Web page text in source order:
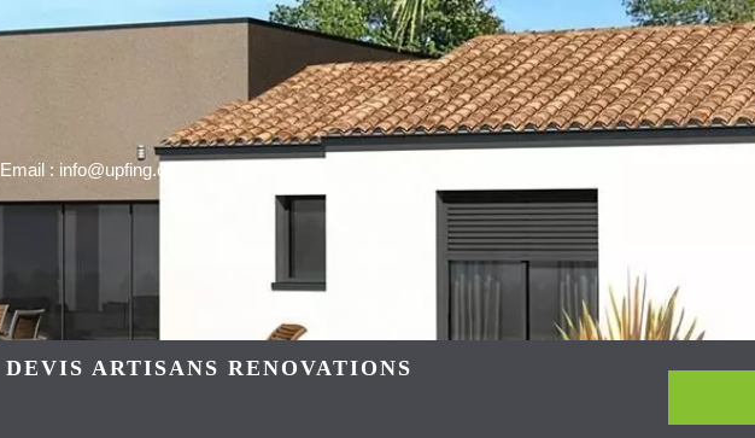
Email : info@upfing.org
DEVIS ARTISANS RENOVATIONS